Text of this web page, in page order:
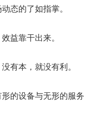
态的了如指掌。
益靠干出来。
有本，就没有利。
的设备与无形的服务